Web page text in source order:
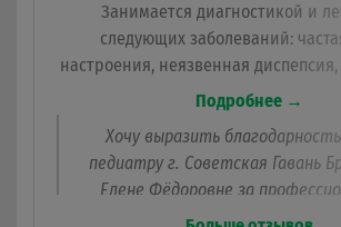
Занимается диагностикой и
следующих заболеваний:
настроения, неязвенная диспепсия,
мочи, образование опрелостей
участках тела, жировики,
раннего возраста, артериальная
грибковые и вирусные
Подробнее →
Хочу выразить благодарность
педиатру г. Советская Гавань
Елене Фёдоровне за
отзывчивость и внимание.